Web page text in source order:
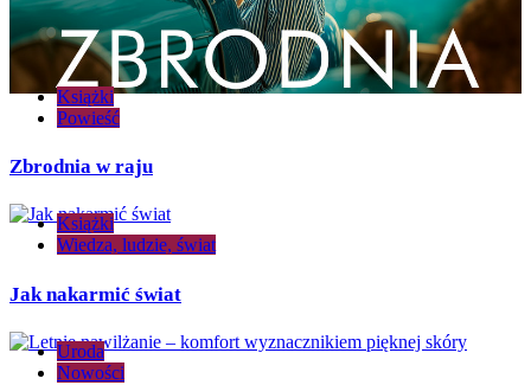
Książki
Powieść
Zbrodnia w raju
Książki
Wiedza, ludzie, świat
Jak nakarmić świat
Uroda
Nowości